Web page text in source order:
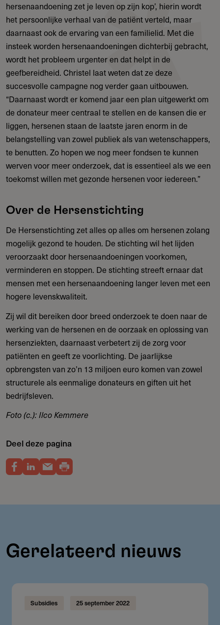
hersenaandoening zet je leven op zijn kop’, hierin wordt
het persoonlijke verhaal van de patiënt verteld, maar
daarnaast ook de ervaring van een familielid. Met die
insteek worden hersenaandoeningen dichterbij gebracht,
wordt het probleem urgenter en dat helpt in de
geefbereidheid. Christel laat weten dat ze deze
succesvolle campagne nog verder gaan uitbouwen.
“Daarnaast wordt er komend jaar een plan uitgewerkt om
de donateur meer centraal te stellen en de kansen die er
liggen, hersenen staan de laatste jaren enorm in de
belangstelling van zowel publiek als van wetenschappers,
te benutten. Zo hopen we nog meer fondsen te kunnen
werven voor meer onderzoek, dat is essentieel als we een
toekomst willen met gezonde hersenen voor iedereen.”
Over de Hersenstichting
De Hersenstichting zet alles op alles om hersenen zolang
mogelijk gezond te houden. De stichting wil het lijden
veroorzaakt door hersenaandoeningen voorkomen,
verminderen en stoppen. De stichting streeft ernaar dat
mensen met een hersenaandoening langer leven met een
hogere levenskwaliteit.
Zij wil dit bereiken door breed onderzoek te doen naar de
werking van de hersenen en de oorzaak en oplossing van
hersenziekten, daarnaast verbetert zij de zorg voor
patiënten en geeft ze voorlichting. De jaarlijkse
opbrengsten van zo’n 13 miljoen euro komen van zowel
structurele als eenmalige donateurs en giften uit het
bedrijfsleven.
Foto (c.): Ilco Kemmere
Deel deze pagina
Gerelateerd nieuws
Subsidies 25 september 2022